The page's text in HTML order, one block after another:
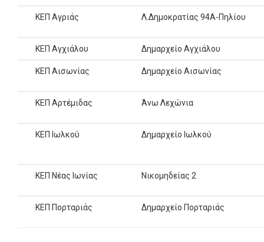
ΚΕΠ Αγριάς Λ.Δημοκρατίας 94Α-Πηλίου
ΚΕΠ Αγχιάλου Δημαρχείο Αγχιάλου
ΚΕΠ Αισωνίας Δημαρχείο Αισωνίας
ΚΕΠ Αρτέμιδας Άνω Λεχώνια
ΚΕΠ Ιωλκού Δημαρχείο Ιωλκού
ΚΕΠ Νέας Ιωνίας Νικομηδείας 2
ΚΕΠ Πορταριάς Δημαρχείο Πορταριάς